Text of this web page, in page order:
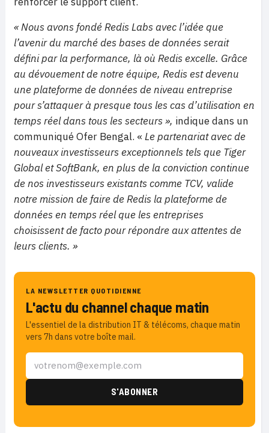
« Nous avons fondé Redis Labs avec l’idée que
l’avenir du marché des bases de données serait
défini par la performance, là où Redis excelle. Grâce
au dévouement de notre équipe, Redis est devenu
une plateforme de données de niveau entreprise
pour s’attaquer à presque tous les cas d’utilisation en
temps réel dans tous les secteurs », indique dans un
communiqué Ofer Bengal. « Le partenariat avec de
nouveaux investisseurs exceptionnels tels que Tiger
Global et SoftBank, en plus de la conviction continue
de nos investisseurs existants comme TCV, valide
notre mission de faire de Redis la plateforme de
données en temps réel que les entreprises
choisissent de facto pour répondre aux attentes de
leurs clients. »
LA NEWSLETTER QUOTIDIENNE
L'actu du channel chaque matin
L'essentiel de la distribution IT & télécoms, chaque matin
vers 7h dans votre boîte mail.